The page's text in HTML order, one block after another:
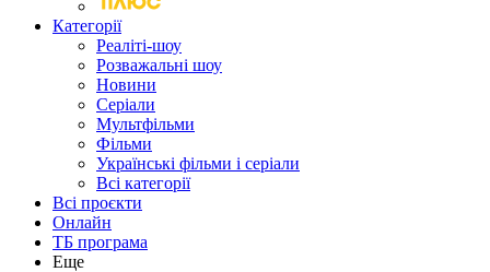
Категорії
Реаліті-шоу
Розважальні шоу
Новини
Серіали
Мультфільми
Фільми
Українські фільми і серіали
Всі категорії
Всі проєкти
Онлайн
ТБ програма
Еще